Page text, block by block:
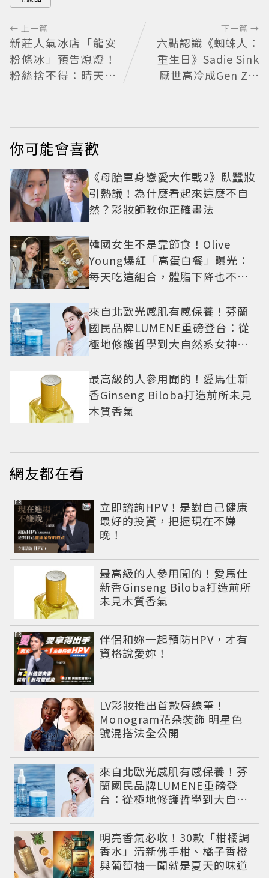
← 上一篇
新莊人氣冰店「龍安
粉條冰」預告熄燈！
粉絲捨不得：晴天霹
下一篇 →
六點認識《蜘蛛人：
重生日》Sadie Sink
厭世高冷成Gen Z新
你可能會喜歡
《母胎單身戀愛大作戰2》臥蠶妝
引熱議！為什麼看起來這麼不自
然？彩妝師教你正確畫法
韓國女生不是靠節食！Olive
Young爆紅「高蛋白餐」曝光：
每天吃這組合，體脂下降也不怕
來自北歐光感肌有感保養！芬蘭
國民品牌LUMENE重磅登台：從
極地修護哲學到大自然系女神莫
最高級的人參用聞的！愛馬仕新
香Ginseng Biloba打造前所未見
木質香氣
網友都在看
立即諮詢HPV！是對自己健康
最好的投資，把握現在不嫌
晚！
PR
最高級的人參用聞的！愛馬仕
新香Ginseng Biloba打造前所
未見木質香氣
伴侶和妳一起預防HPV，才有
資格說愛妳！
PR
LV彩妝推出首款唇線筆！
Monogram花朵裝飾 明星色
號混搭法全公開
來自北歐光感肌有感保養！芬
蘭國民品牌LUMENE重磅登
台：從極地修護哲學到大自然
活美學
明亮香氣必收！30款「柑橘調
香水」清新佛手柑、橘子香橙
與葡萄柚一聞就是夏天的味道